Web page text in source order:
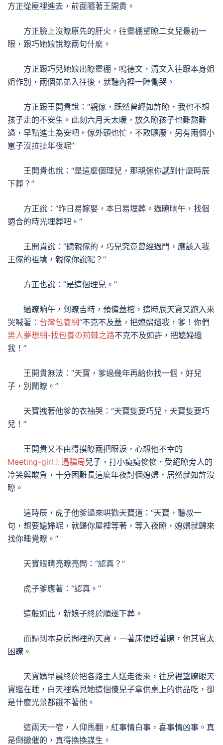
方正從屋裡進去，前面隨著王開貴。
方正臉上沒瞭原先的肝火，往靈棚望瞭二女兒最初一
眼，跟巧她娘說瞭兩句什麼。
方正跟巧兒她娘出瞭靈棚，鳴德文，清文入往跟本身姐
姐作別，兩個弟弟入往後，就聽內裡一陣慟哭。
方正跟王開貴說：“親傢，既然曾經如許瞭，我也不想
孩子走的不安生。此刻六月天太暖，放久瞭孩子也難熬難
過，早點進土為安吧。傢外頭也忙，不敢曠廢，另有兩個小
崽子沒拉扯年夜呢”
王開貴也說：“是這麼個理兒，那親傢你感到什麼時辰
下葬？”
方正說：“昨日易嫁娶，本日易埋葬。過瞭晌午，找個
適合的時光埋葬吧。”
王開貴說：“聽親傢的，巧兒究竟曾經過門，應該入我
王傢的祖墳，親傢你說呢？”
方正也說：“是這個理兒。”
過瞭晌午，到瞭吉時，預備蓋棺，這時辰天寶又跑入來
哭喊著： 台灣包養網“不克不及蓋，把媳婦還我，爹！你們
男人夢想網-找包養の荊棘之路不克不及如許，把媳婦還
我！”
王開貴無法：“天寶，爹過幾年再給你找一個，好兒
子，別鬧瞭。”
天寶拽著他爹的衣袖哭：“天寶隻要巧兒，天寶隻要巧
兒！”
王開貴又不由得摸瞭兩把眼淚，心想他不幸的
Meeting-girl上遇騙局兒子，打小癡癡傻傻，受絕瞭旁人的
冷笑與欺負，十分困難長這麼年夜討個媳婦，居然就如許沒
瞭。
這時辰，虎子他爹過來哄勸天寶道：“天寶，聽叔一
句，想要媳婦呢，就歸你屋裡等著，等入夜瞭，媳婦就歸來
找你睡覺瞭。”
天寶眼睛亮瞭亮問：“認真？”
虎子爹應著：“認真。”
這般如此，新娘子終於順遂下葬。
而歸到本身房間裡的天寶，一著床便睡著瞭，他其實太
困瞭。
天寶媽早晨終於把各路主人送走後來，往房裡望瞭眼天
寶還在睡，白天裡瞧見她這個傻兒子拿供桌上的供品吃，卻
是什麼光景都餓不著他。
這兩天一宿，人仰馬翻，紅事情白事，喜事情凶事。真
是倒黴催的，真得換換謀生。